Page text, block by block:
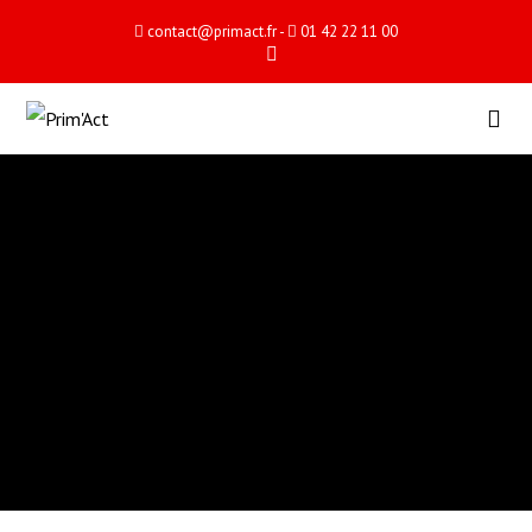
contact@primact.fr- 01 42 22 11 00